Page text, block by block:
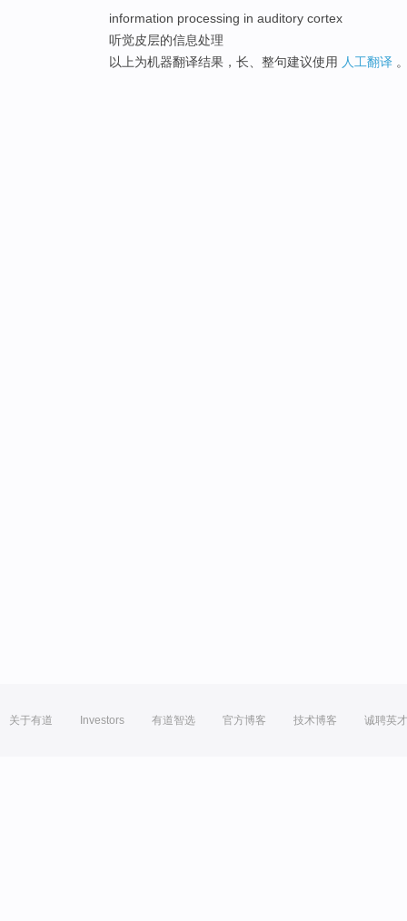
information processing in auditory cortex
听觉皮层的信息处理
以上为机器翻译结果，长、整句建议使用 人工翻译
关于有道 Investors 有道智选 官方博客 技术博客 诚聘英才